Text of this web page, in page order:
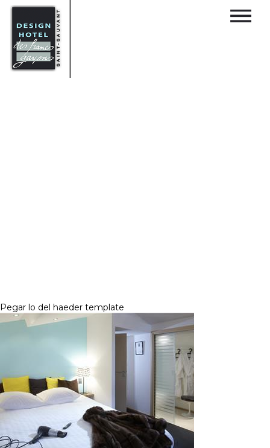
Pegar lo del haeder template